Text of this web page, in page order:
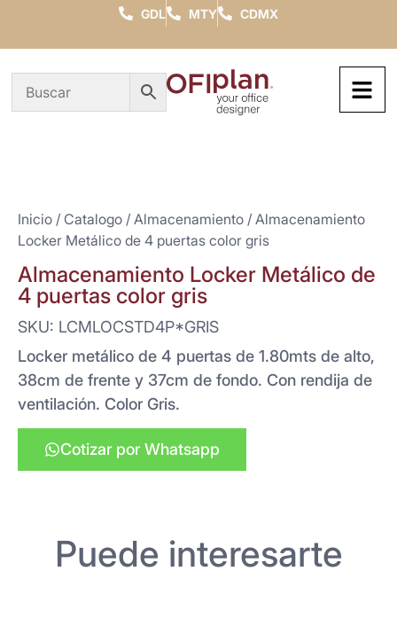
GDL MTY CDMX
Inicio / Catalogo / Almacenamiento / Almacenamiento
Locker Metálico de 4 puertas color gris
Almacenamiento Locker Metálico de
4 puertas color gris
SKU: LCMLOCSTD4P*GRIS
Locker metálico de 4 puertas de 1.80mts de alto,
38cm de frente y 37cm de fondo. Con rendija de
ventilación. Color Gris.
Cotizar por Whatsapp
Puede interesarte